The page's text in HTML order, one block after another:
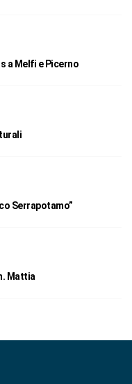
a Melfi e Picerno
Serrapotamo”
Mattia